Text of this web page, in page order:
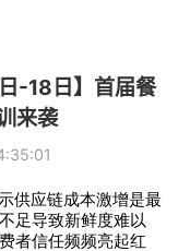
-18日】首届餐
来袭
供应链成本激增是最
足导致新鲜度难以
者信任频频亮起红